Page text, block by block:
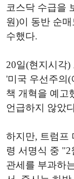
코스닥 수급을
원)이 동반 순
수했다.
20일(현지시각)
'미국 우선주의(
책 개혁을 예고
언급하지 않았
하지만, 트럼프
령 서명식 중
관세를 부과하